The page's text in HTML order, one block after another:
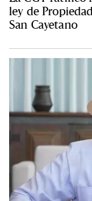
ley de
San Cayetano